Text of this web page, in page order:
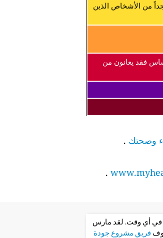
من الأشخاص الذين
فقد يعانون من
.
.
، في أي وقت. لقد مارس
فريق مشروع جودة